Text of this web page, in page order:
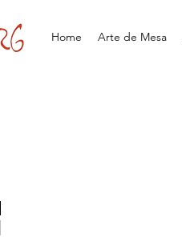
Home Arte de Mesa